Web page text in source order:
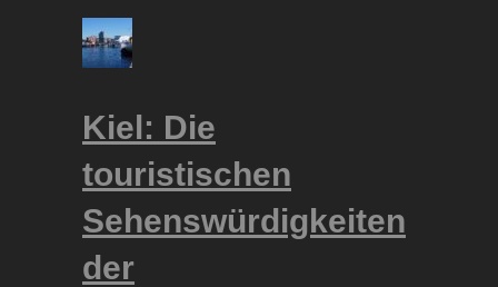
Kiel: Die
touristischen
Sehenswürdigkeiten
der